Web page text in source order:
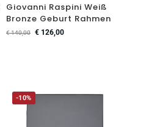
Giovanni Raspini Weiß
Bronze Geburt Rahmen
€140,00 € 126,00
-10%